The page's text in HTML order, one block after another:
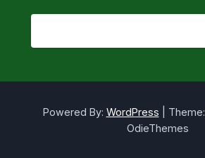
Powered By: WordPress Theme:
OdieThemes